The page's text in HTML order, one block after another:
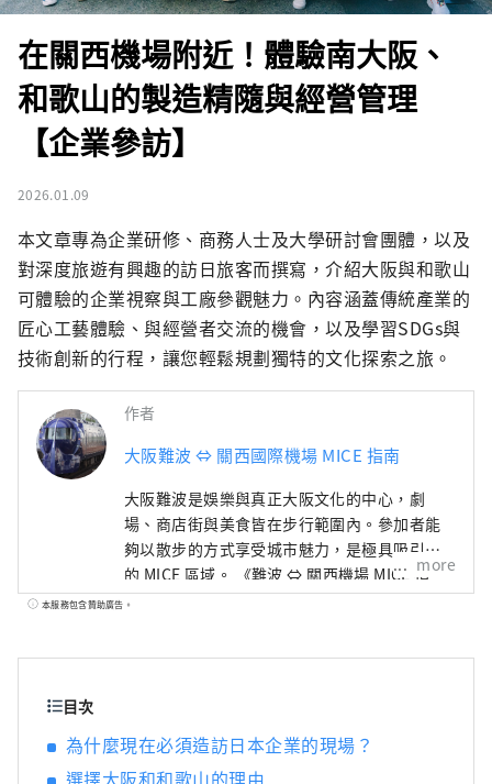
在關西機場附近！體驗南大阪、
和歌山的製造精隨與經營管理
【企業參訪】
2026.01.09
本文章專為企業研修、商務人士及大學研討會團體，以及
對深度旅遊有興趣的訪日旅客而撰寫，介紹大阪與和歌山
可體驗的企業視察與工廠參觀魅力。內容涵蓋傳統產業的
匠心工藝體驗、與經營者交流的機會，以及學習SDGs與
技術創新的行程，讓您輕鬆規劃獨特的文化探索之旅。
作者
大阪難波 ⇔ 關西國際機場 MICE 指南
大阪難波是娛樂與真正大阪文化的中心，劇
場、商店街與美食皆在步行範圍內。參加者能
夠以散步的方式享受城市魅力，是極具吸引力
的 MICE 區域。 《難波 ⇔ 關西機場 MICE 指
南》以南海集團的會場、飯店與交通為基礎，
連接關西國際機場和難波的快速快速列車 2. 道
頓堀的街景
more
本服務包含贊助廣告。
目次
為什麼現在必須造訪日本企業的現場？